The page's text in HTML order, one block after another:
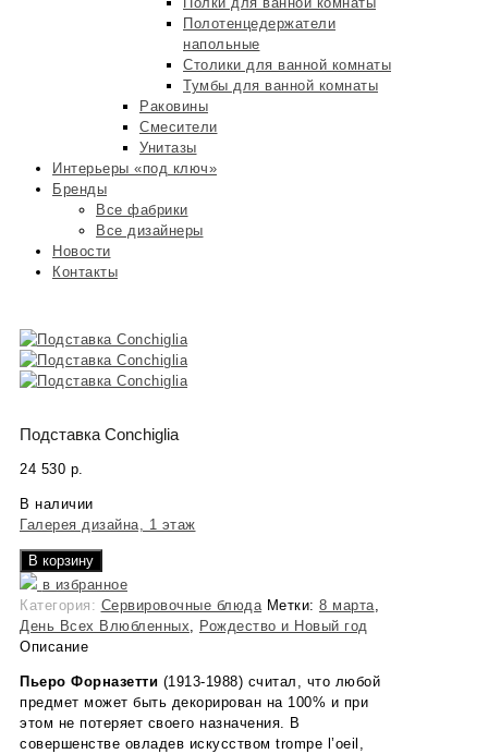
Полотенцедержатели
напольные
Столики для ванной комнаты
Тумбы для ванной комнаты
Раковины
Смесители
Унитазы
Интерьеры «под ключ»
Бренды
Все фабрики
Все дизайнеры
Новости
Контакты
Подставка Conchiglia
24 530 р.
В наличии
Галерея дизайна, 1 этаж
В корзину
в избранное
Категория: Сервировочные блюда Метки: 8 марта,
День Всех Влюбленных, Рождество и Новый год
Описание
Пьеро Форназетти (1913-1988) считал, что любой
предмет может быть декорирован на 100% и при
этом не потеряет своего назначения. В
совершенстве овладев искусством trompe l’oeil,